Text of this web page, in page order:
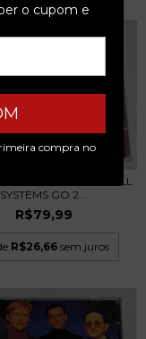
o cupom e
compra no
FROM THE CRYPT – ALL
SYSTEMS GO 2...
R$79,99
R$26,66 sem juros